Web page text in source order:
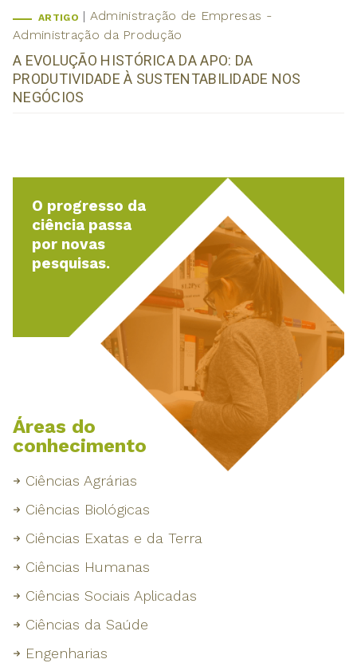
ARTIGO
Administração de Empresas -
Administração da Produção
A EVOLUÇÃO HISTÓRICA DA APO: DA
PRODUTIVIDADE À SUSTENTABILIDADE NOS
NEGÓCIOS
O progresso da
ciência passa
por novas
pesquisas.
Áreas do
conhecimento
Ciências Agrárias
Ciências Biológicas
Ciências Exatas e da Terra
Ciências Humanas
Ciências Sociais Aplicadas
Ciências da Saúde
Engenharias